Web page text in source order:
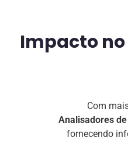
Impacto no
Com
Analisadores
fornecendo